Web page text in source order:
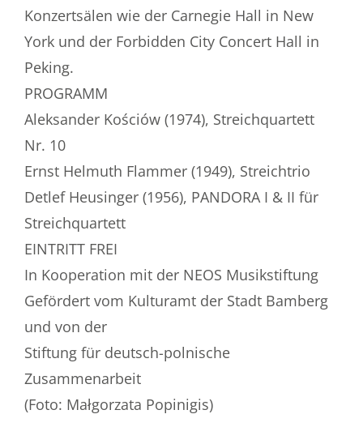
Konzertsälen wie der Carnegie Hall in New
York und der Forbidden City Concert Hall in
Peking.
PROGRAMM
Aleksander Kościów (1974), Streichquartett
Nr. 10
Ernst Helmuth Flammer (1949), Streichtrio
Detlef Heusinger (1956), PANDORA I & II für
Streichquartett
EINTRITT FREI
In Kooperation mit der NEOS Musikstiftung
Gefördert vom Kulturamt der Stadt Bamberg
und von der
Stiftung für deutsch-polnische
Zusammenarbeit
(Foto: Małgorzata Popinigis)